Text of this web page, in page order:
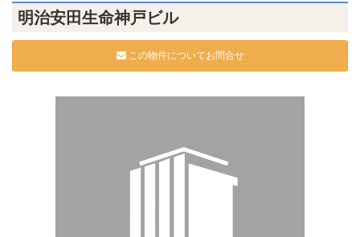
明治安田生命神戸ビル
この物件についてお問合せ